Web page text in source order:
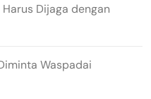
Dijaga dengan
Waspadai